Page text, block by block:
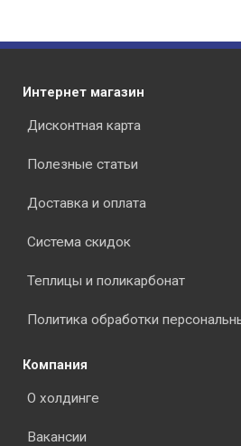
Интернет магазин
Дисконтная карта
Полезные статьи
Доставка и оплата
Система скидок
Теплицы и поликарбонат
Политика обработки
Компания
О холдинге
Вакансии